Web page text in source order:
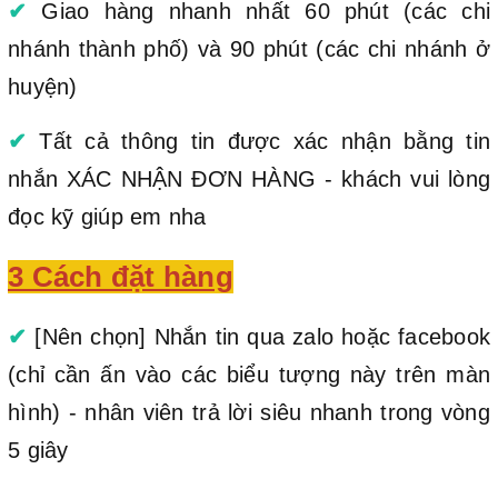
✔ Giao hàng nhanh nhất 60 phút (các chi
nhánh thành phố) và 90 phút (các chi nhánh ở
huyện)
✔ Tất cả thông tin được xác nhận bằng tin
nhắn XÁC NHẬN ĐƠN HÀNG - khách vui lòng
đọc kỹ giúp em nha
3 Cách đặt hàng
✔ [Nên chọn] Nhắn tin qua zalo hoặc facebook
(chỉ cần ấn vào các biểu tượng này trên màn
hình) - nhân viên trả lời siêu nhanh trong vòng
5 giây